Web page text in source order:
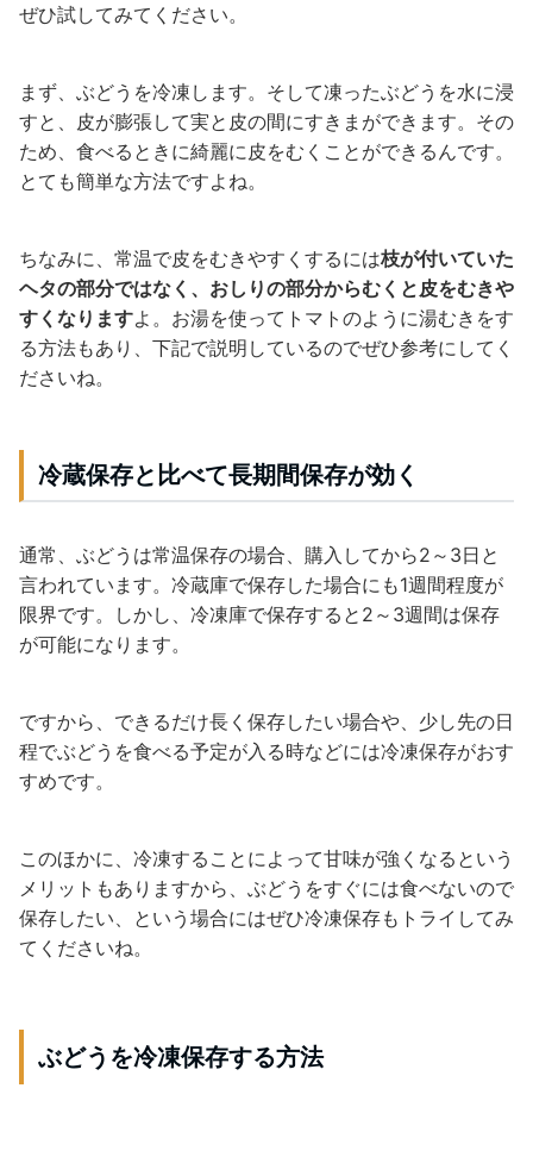
ぜひ試してみてください。
まず、ぶどうを冷凍します。そして凍ったぶどうを水に浸
すと、皮が膨張して実と皮の間にすきまができます。その
ため、食べるときに綺麗に皮をむくことができるんです。
とても簡単な方法ですよね。
ちなみに、常温で皮をむきやすくするには枝が付いていた
ヘタの部分ではなく、おしりの部分からむくと皮をむきや
すくなりますよ。お湯を使ってトマトのように湯むきをす
る方法もあり、下記で説明しているのでぜひ参考にしてく
ださいね。
冷蔵保存と比べて長期間保存が効く
通常、ぶどうは常温保存の場合、購入してから2～3日と
言われています。冷蔵庫で保存した場合にも1週間程度が
限界です。しかし、冷凍庫で保存すると2～3週間は保存
が可能になります。
ですから、できるだけ長く保存したい場合や、少し先の日
程でぶどうを食べる予定が入る時などには冷凍保存がおす
すめです。
このほかに、冷凍することによって甘味が強くなるという
メリットもありますから、ぶどうをすぐには食べないので
保存したい、という場合にはぜひ冷凍保存もトライしてみ
てくださいね。
ぶどうを冷凍保存する方法